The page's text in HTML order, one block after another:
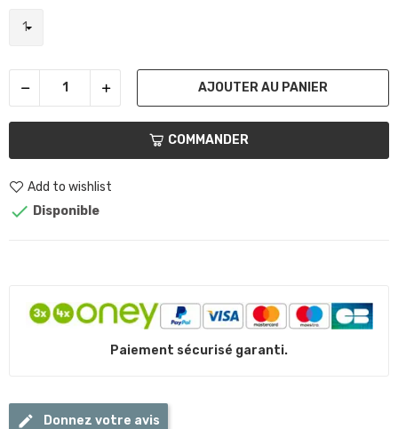
AJOUTER AU PANIER
COMMANDER
Add to wishlist
 Disponible
Paiement sécurisé garanti.
Donnez votre avis